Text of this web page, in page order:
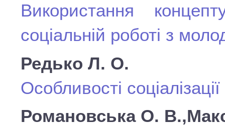
Використання
соціальній роботі з
Редько Л. О.
Особливості
Романовська О.